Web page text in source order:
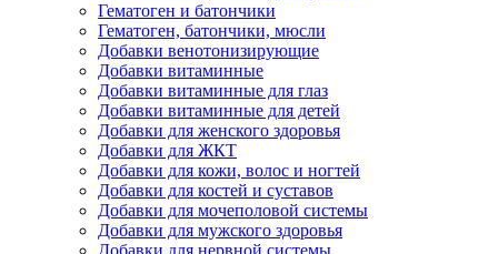
Гематоген и батончики
Гематоген, батончики, мюсли
Добавки венотонизирующие
Добавки витаминные
Добавки витаминные для глаз
Добавки витаминные для детей
Добавки для женского здоровья
Добавки для ЖКТ
Добавки для кожи, волос и ногтей
Добавки для костей и суставов
Добавки для мочеполовой системы
Добавки для мужского здоровья
Добавки для нервной системы